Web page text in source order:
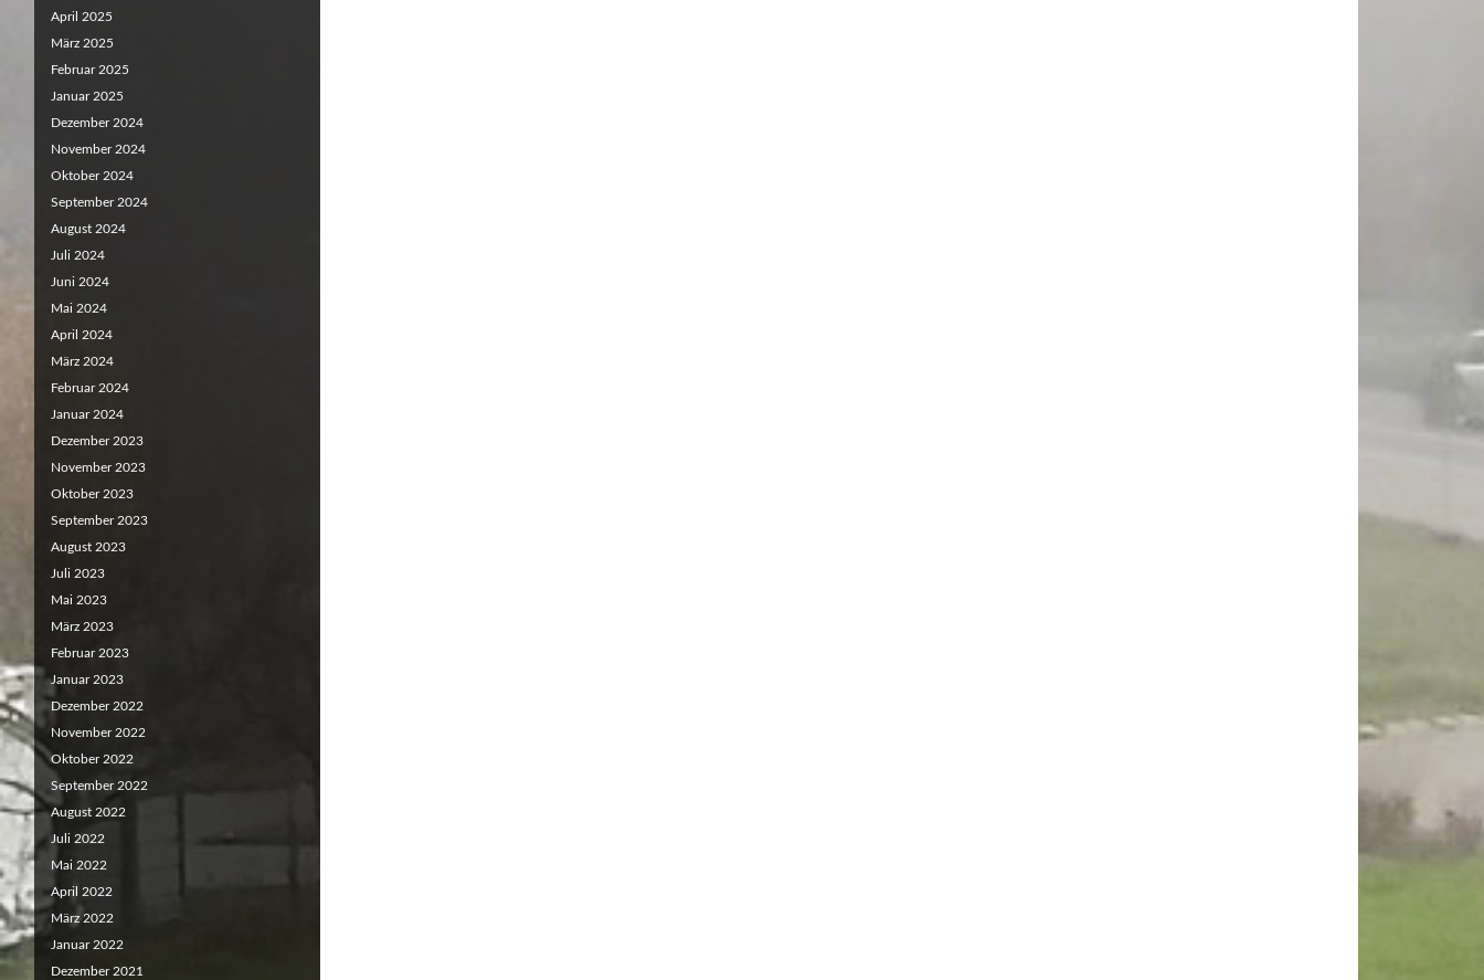
April 2025
März 2025
Februar 2025
Januar 2025
Dezember 2024
November 2024
Oktober 2024
September 2024
August 2024
Juli 2024
Juni 2024
Mai 2024
April 2024
März 2024
Februar 2024
Januar 2024
Dezember 2023
November 2023
Oktober 2023
September 2023
August 2023
Juli 2023
Mai 2023
März 2023
Februar 2023
Januar 2023
Dezember 2022
November 2022
Oktober 2022
September 2022
August 2022
Juli 2022
Mai 2022
April 2022
März 2022
Januar 2022
Dezember 2021